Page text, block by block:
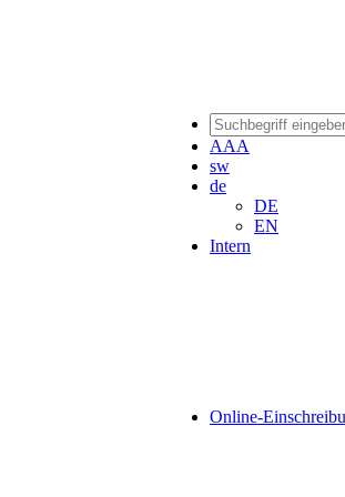
AAA
sw
de
DE
EN
Intern
Online-